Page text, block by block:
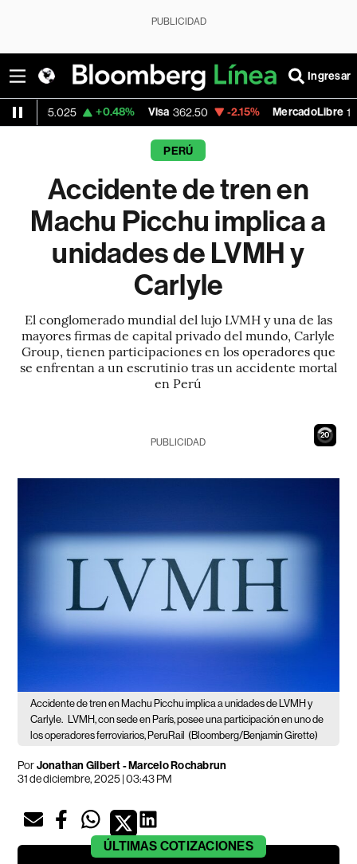
PUBLICIDAD
Ingresar
+0.48% Visa 362.50 -2.15% MercadoLibre 1,821.795 -
PERÚ
Accidente de tren en
Machu Picchu implica a
unidades de LVMH y
Carlyle
El conglomerado mundial del lujo LVMH y una de las
mayores firmas de capital privado del mundo, Carlyle
Group, tienen participaciones en los operadores que
se enfrentan a un escrutinio tras un accidente mortal
en Perú
19
PUBLICIDAD
Accidente de tren en Machu Picchu implica a unidades de LVMH y
Carlyle. LVMH, con sede en París, posee una participación en uno de
los operadores ferroviarios, PeruRail (Bloomberg/Benjamin Girette)
PorJonathan Gilbert - Marcelo Rochabrun
31 de diciembre, 2025 | 03:43 PM
ÚLTIMAS COTIZACIONES